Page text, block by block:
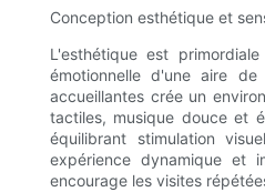
Conception esthétique et
L'esthétique est
émotionnelle d'une aire
accueillantes crée un
tactiles, musique douce et
équilibrant stimulation
expérience dynamique et
encourage les visites